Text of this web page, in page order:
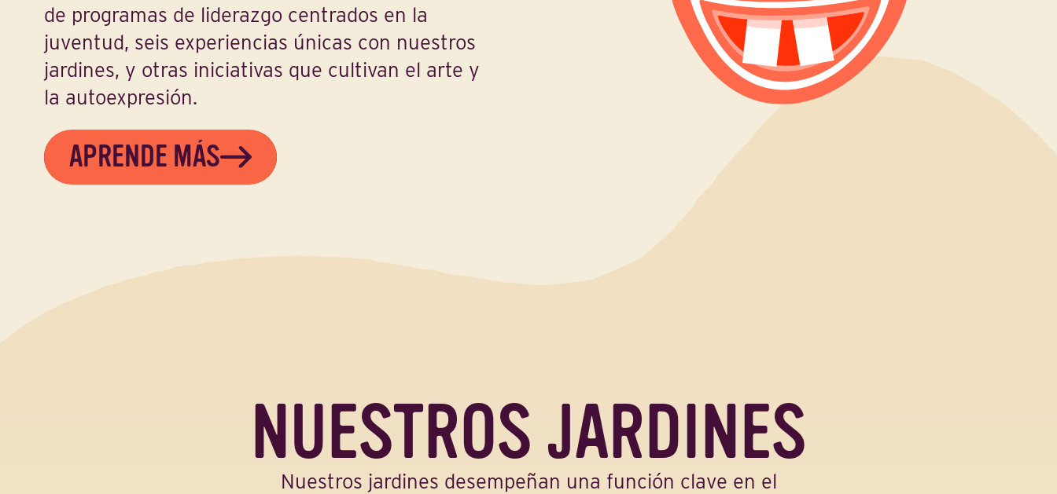
de programas de liderazgo centrados en la
juventud, seis experiencias únicas con nuestros
jardines, y otras iniciativas que cultivan el arte y
la autoexpresión.
APRENDE MÁS
LEARN MORE
NUESTROS JARDINES
Nuestros jardines desempeñan una función clave en el